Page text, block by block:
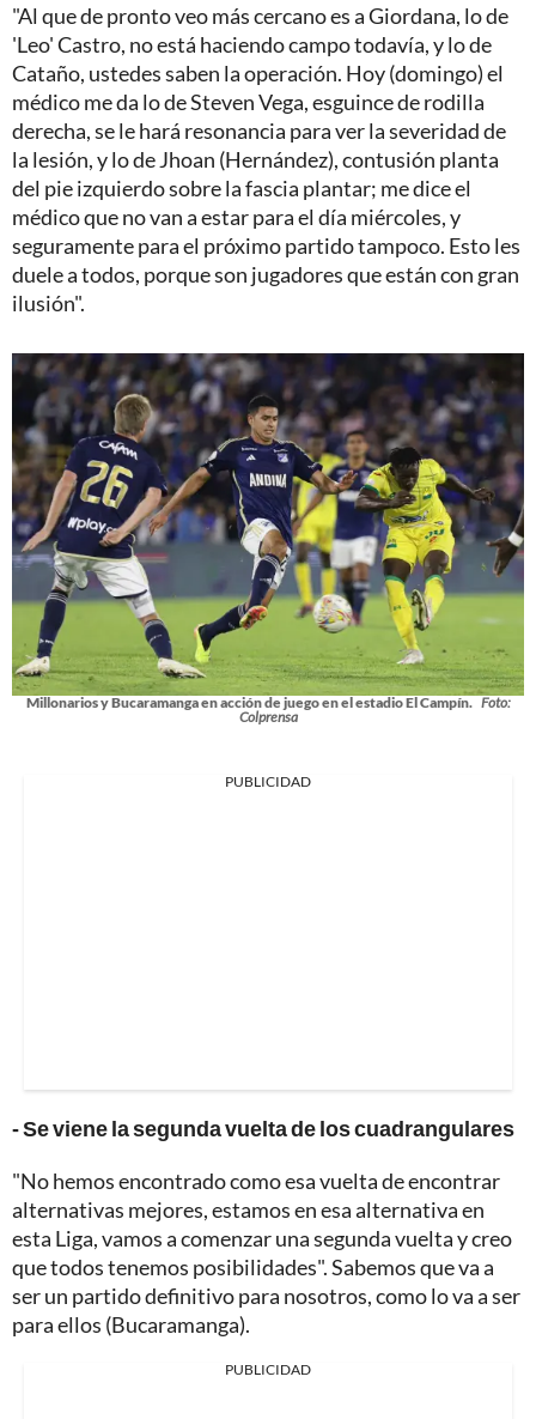
"Al que de pronto veo más cercano es a Giordana, lo de
'Leo' Castro, no está haciendo campo todavía, y lo de
Cataño, ustedes saben la operación. Hoy (domingo) el
médico me da lo de Steven Vega, esguince de rodilla
derecha, se le hará resonancia para ver la severidad de
la lesión, y lo de Jhoan (Hernández), contusión planta
del pie izquierdo sobre la fascia plantar; me dice el
médico que no van a estar para el día miércoles, y
seguramente para el próximo partido tampoco. Esto les
duele a todos, porque son jugadores que están con gran
ilusión".
Millonarios y Bucaramanga en acción de juego en el estadio El Campín. Foto:
Colprensa
PUBLICIDAD
- Se viene la segunda vuelta de los cuadrangulares
"No hemos encontrado como esa vuelta de encontrar
alternativas mejores, estamos en esa alternativa en
esta Liga, vamos a comenzar una segunda vuelta y creo
que todos tenemos posibilidades". Sabemos que va a
ser un partido definitivo para nosotros, como lo va a ser
para ellos (Bucaramanga).
PUBLICIDAD